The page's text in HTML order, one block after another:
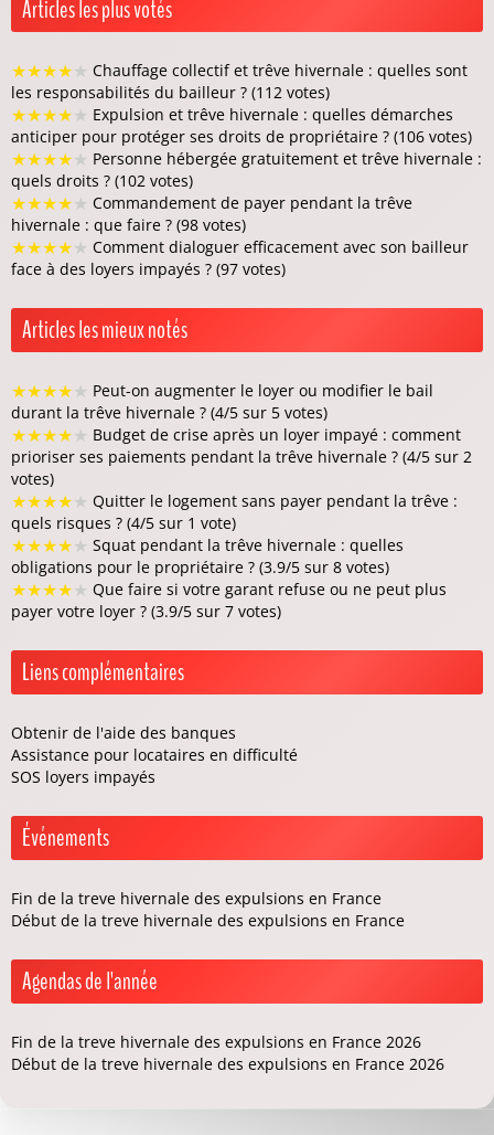
Articles les plus votés
★★★★★ Chauffage collectif et trêve hivernale : quelles sont
les responsabilités du bailleur ? (112 votes)
★★★★★ Expulsion et trêve hivernale : quelles démarches
anticiper pour protéger ses droits de propriétaire ? (106 votes)
★★★★★ Personne hébergée gratuitement et trêve hivernale :
quels droits ? (102 votes)
★★★★★ Commandement de payer pendant la trêve
hivernale : que faire ? (98 votes)
★★★★★ Comment dialoguer efficacement avec son bailleur
face à des loyers impayés ? (97 votes)
Articles les mieux notés
★★★★★ Peut-on augmenter le loyer ou modifier le bail
durant la trêve hivernale ? (4/5 sur 5 votes)
★★★★★ Budget de crise après un loyer impayé : comment
prioriser ses paiements pendant la trêve hivernale ? (4/5 sur 2
votes)
★★★★★ Quitter le logement sans payer pendant la trêve :
quels risques ? (4/5 sur 1 vote)
★★★★★ Squat pendant la trêve hivernale : quelles
obligations pour le propriétaire ? (3.9/5 sur 8 votes)
★★★★★ Que faire si votre garant refuse ou ne peut plus
payer votre loyer ? (3.9/5 sur 7 votes)
Liens complémentaires
Obtenir de l'aide des banques
Assistance pour locataires en difficulté
SOS loyers impayés
Événements
Fin de la treve hivernale des expulsions en France
Début de la treve hivernale des expulsions en France
Agendas de l'année
Fin de la treve hivernale des expulsions en France 2026
Début de la treve hivernale des expulsions en France 2026